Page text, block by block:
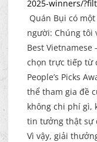
2025-winners/
Quán Bụi có
người: Chúng tôi
Best Vietnamese
chọn trực tiếp từ
People’s Picks
thể tham gia đề
không chi phí gì,
tin tưởng thật sự
Vì vậy, giải